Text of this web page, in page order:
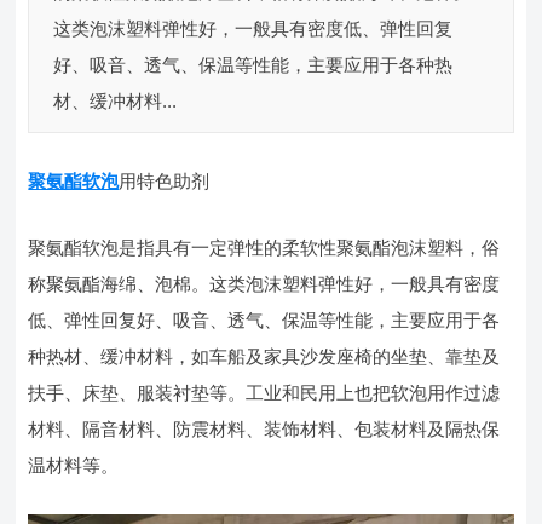
这类泡沫塑料弹性好，一般具有密度低、弹性回复
好、吸音、透气、保温等性能，主要应用于各种热
材、缓冲材料...
聚氨酯软泡用特色助剂
聚氨酯软泡是指具有一定弹性的柔软性聚氨酯泡沫塑料，俗
称聚氨酯海绵、泡棉。这类泡沫塑料弹性好，一般具有密度
低、弹性回复好、吸音、透气、保温等性能，主要应用于各
种热材、缓冲材料，如车船及家具沙发座椅的坐垫、靠垫及
扶手、床垫、服装衬垫等。工业和民用上也把软泡用作过滤
材料、隔音材料、防震材料、装饰材料、包装材料及隔热保
温材料等。